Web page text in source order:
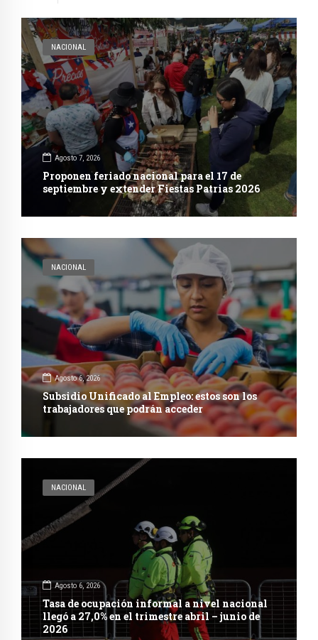
NACIONAL
Agosto 7, 2026
Proponen feriado nacional para el 17 de
septiembre y extender Fiestas Patrias 2026
NACIONAL
Agosto 6, 2026
Subsidio Unificado al Empleo: estos son los
trabajadores que podrán acceder
NACIONAL
Agosto 6, 2026
Tasa de ocupación informal a nivel nacional
llegó a 27,0% en el trimestre abril – junio de
2026